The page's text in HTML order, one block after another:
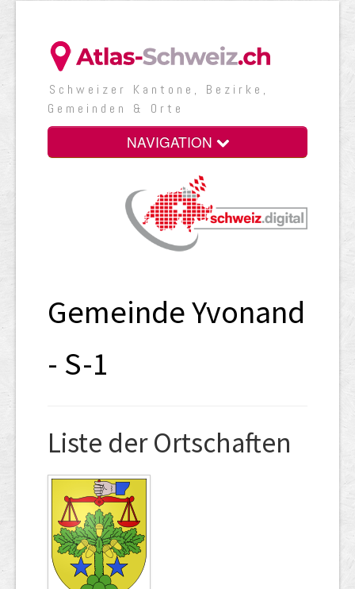
Schweizer Kantone, Bezirke,
Gemeinden & Orte
NAVIGATION
Gemeinde Yvonand
- S-1
Liste der Ortschaften